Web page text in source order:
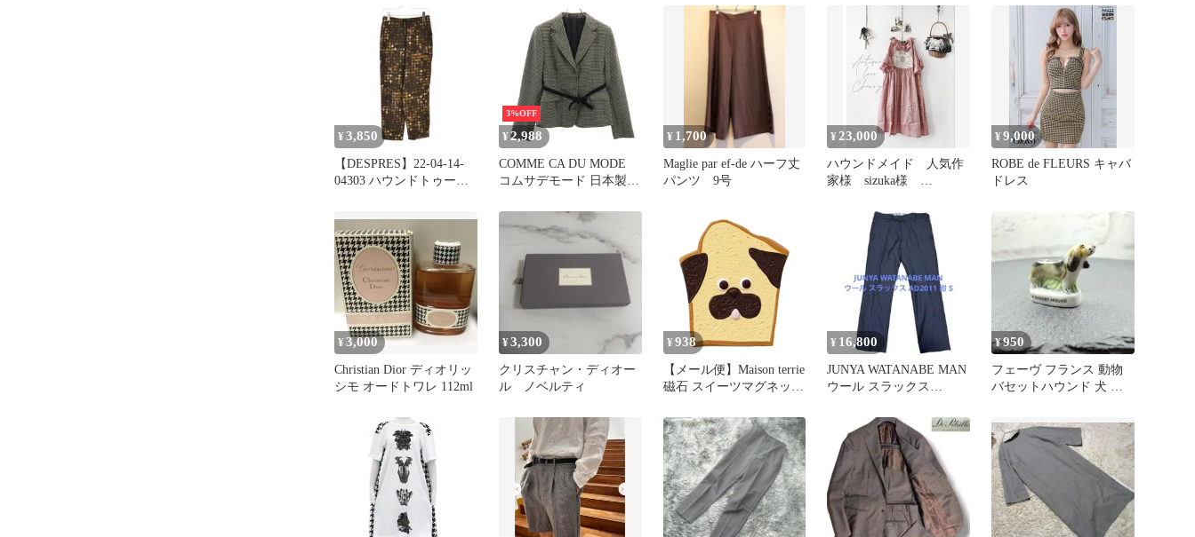
ル フランネル シガレッ
トパンツ / スラックス |
テーパード チェック柄
ハウンドトゥース | ボト
ムス ズボン | 日本製【レ
ディース】【中古】
¥ 3,850
【DESPRES】22-04-14-
04303 ハウンドトゥース
ドパンツ
3%OFF
¥2,988
COMME CA DU MODE
コムサデモード 日本製
ラードジャケット M グレ
ージュ 千鳥格子 レディ
¥ 1,700
Maglie par ef-de ハーフ丈
パンツ 9号
¥ 23,000
ハウンドメイド 人気作
家様 sizuka様
¥9,000
ROBE de FLEURS キャバ
ドレス
¥3,000
Christian Dior ディオリッ
シモ オードトワレ 112ml
¥3,300
クリスチャン・ディオー
ル ノベルティ
¥ 938
【メール便】Maison terrie
磁石 スイーツマグネット
プレゼント かわいい グ
ッズ
¥ 16,800
JUNYA WATANABE MAN
ウール スラックス
¥950
フェーヴ フランス 動物
バセットハウンド 犬 フ